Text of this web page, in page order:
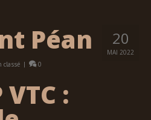
20
MAI 2022
Péan
classé | 0
VTC :